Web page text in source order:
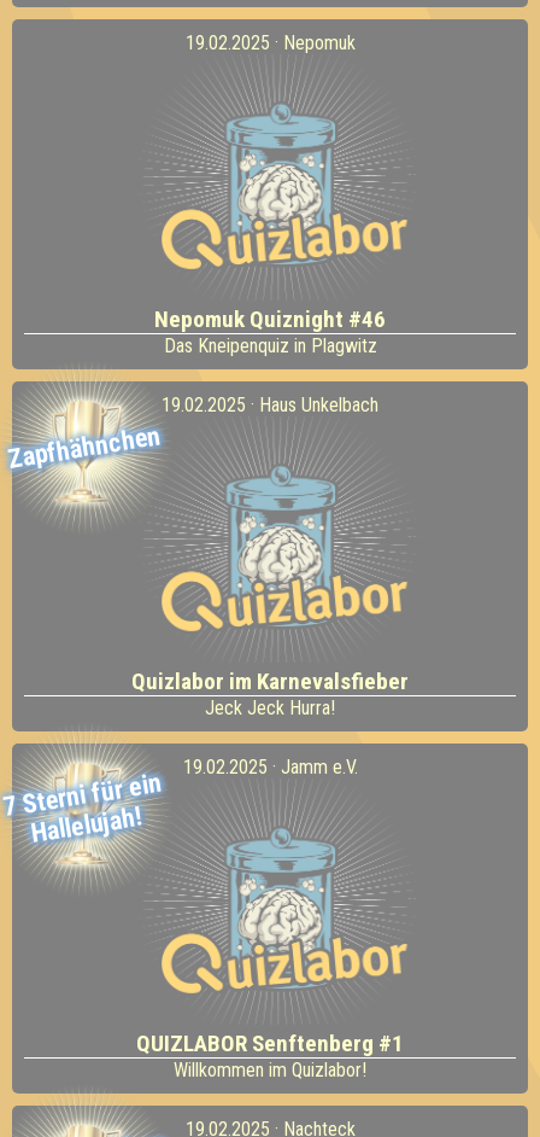
19.02.2025 · Nepomuk
Nepomuk Quiznight #46
Das Kneipenquiz in Plagwitz
Zapfhähnchen
19.02.2025 · Haus Unkelbach
Quizlabor im Karnevalsfieber
Jeck Jeck Hurra!
7 Sterni für ein
Hallelujah!
19.02.2025 · Jamm e.V.
QUIZLABOR Senftenberg #1
Willkommen im Quizlabor!
19.02.2025 · Nachteck